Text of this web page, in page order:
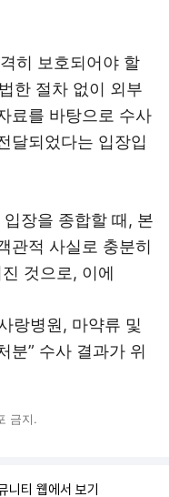
히 보호되어야 할
한 절차 없이 외부
료를 바탕으로 수사
달되었다는 입장입
장을 종합할 때, 본
관적 사실로 충분히
것으로, 이에
랑병원, 마약류 및
분” 수사 결과가 위
금지.
니티 웹에서 보기